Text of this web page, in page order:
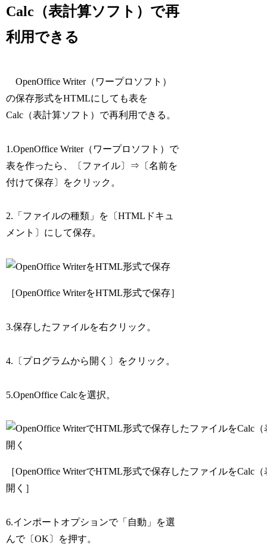
Calc（表計算ソフト）で再
利用できる
OpenOffice Writer（ワープロソフト）
の保存形式をHTMLにしても表を
Calc（表計算ソフト）で再利用できる。
1.OpenOffice Writer（ワープロソフト）で
表を作ったら、〔ファイル〕⇒〔名前を
付けて保存〕をクリック。
2.「ファイルの種類」を〔HTMLドキュ
メント〕にして保存。
［OpenOffice WriterをHTML形式で保存］
3.保存したファイルを右クリック。
4.〔プログラムから開く〕をクリック。
5.OpenOffice Calcを選択。
［OpenOffice WriterでHTML形式で保存したファイルをCalc
開く］
6.インポートオプションで「自動」を選
んで〔OK〕を押す。